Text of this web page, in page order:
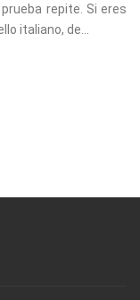
repite. Si eres
italiano, de...